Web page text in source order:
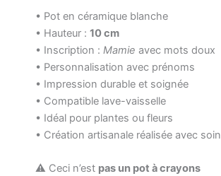
• Pot en céramique blanche
• Hauteur : 10 cm
• Inscription : Mamie avec mots doux
• Personnalisation avec prénoms
• Impression durable et soignée
• Compatible lave-vaisselle
• Idéal pour plantes ou fleurs
• Création artisanale réalisée avec soin
⚠️ Ceci n’est pas un pot à crayons